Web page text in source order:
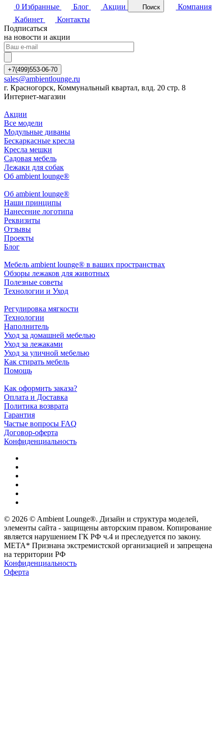
0 Избранные Блог Акции Поиск
Компания
Кабинет
Контакты
Подписаться
на новости и акции
+7(499)553-06-70
sales@ambientlounge.ru
г. Красногорск, Коммунальный квартал, влд. 20 стр. 8
Интернет-магазин
Акции
Все модели
Модульные диваны
Бескаркасные кресла
Кресла мешки
Садовая мебель
Лежаки для собак
Об ambient lounge®
Oб ambient lounge®
Наши принципы
Нанесение логотипа
Реквизиты
Отзывы
Проекты
Блог
Мебель ambient lounge® в ваших пространствах
Обзоры лежаков для животных
Полезные советы
Технологии и Уход
Регулировка мягкости
Технологии
Наполнитель
Уход за домашней мебелью
Уход за лежаками
Уход за уличной мебелью
Как стирать мебель
Помощь
Как оформить заказа?
Оплата и Доставка
Политика возврата
Гарантия
Частые вопросы FAQ
Договор-оферта
Конфиденциальность
© 2026 © Ambient Lounge®. Дизайн и структура моделей,
элементы сайта - защищены авторским правом. Копирование
является нарушением ГК РФ ч.4 и преследуется по закону.
МЕТА* Признана экстремистской организацией и запрещена
на территории РФ
Конфиденциальность
Оферта